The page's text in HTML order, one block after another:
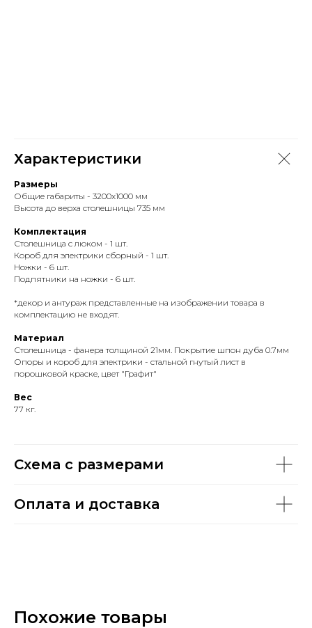
Характеристики
Размеры
Общие габариты - 3200х1000 мм
Высота до верха столешницы 735 мм
Комплектация
Столешница с люком - 1 шт.
Короб для электрики сборный - 1 шт.
Ножки - 6 шт.
Подпятники на ножки - 6 шт.
*декор и антураж представленные на изображении товара в
комплектацию не входят.
Материал
Столешница - фанера толщиной 21мм. Покрытие шпон дуба 0.7мм
Опоры и короб для электрики - стальной гнутый лист в
порошковой краске, цвет "Графит"
Вес
77 кг.
Схема с размерами
Оплата и доставка
Похожие товары